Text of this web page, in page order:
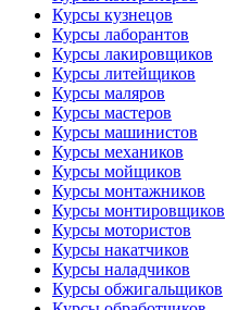
Курсы кузнецов
Курсы лаборантов
Курсы лакировщиков
Курсы литейщиков
Курсы маляров
Курсы мастеров
Курсы машинистов
Курсы механиков
Курсы мойщиков
Курсы монтажников
Курсы монтировщиков
Курсы мотористов
Курсы накатчиков
Курсы наладчиков
Курсы обжигальщиков